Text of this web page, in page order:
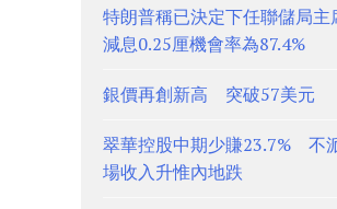
特朗普稱已決定下任聯儲局
減息0.25厘機會率為87.4%
銀價再創新高 突破57美元
翠華控股中期少賺23.7%
場收入升惟內地跌